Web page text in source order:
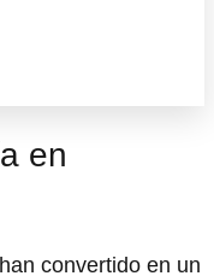
en
convertido en un